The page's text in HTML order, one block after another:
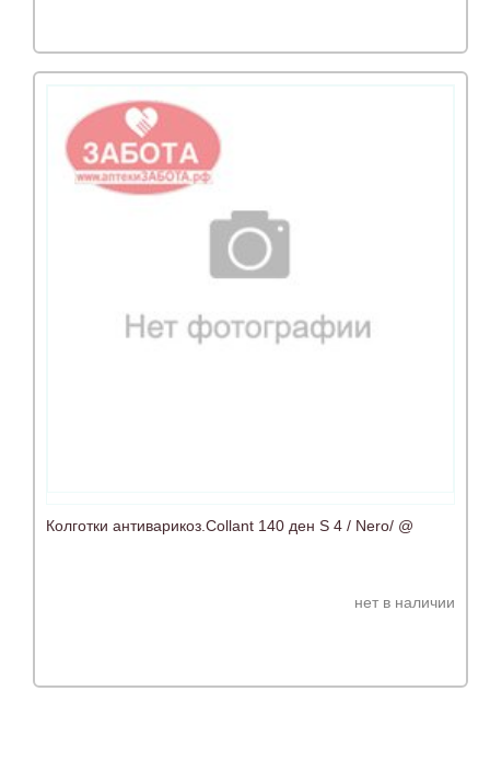
Колготки антиварикоз.Collant 140 ден S 4 / Nero/ @
нет в наличии